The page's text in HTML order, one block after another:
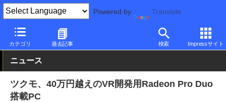
Powered by Translate
カテゴリ 過去記事 検索 Impressサイト
PC Watch パソコン/タブレット/スマートフォン デスクトップパ
ニュース
ツクモ、40万円越えのVR開発用Radeon Pro Duo
搭載PC